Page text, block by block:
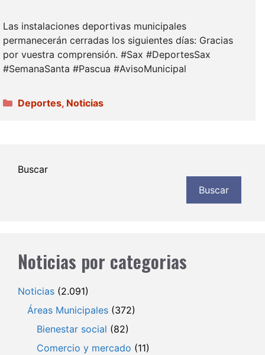
Las instalaciones deportivas municipales
permanecerán cerradas los siguientes días: Gracias
por vuestra comprensión. #Sax #DeportesSax
#SemanaSanta #Pascua #AvisoMunicipal
Categorías
Deportes, Noticias
Buscar
Buscar
Noticias por categorias
Noticias (2.091)
Áreas Municipales (372)
Bienestar social (82)
Comercio y mercado (11)